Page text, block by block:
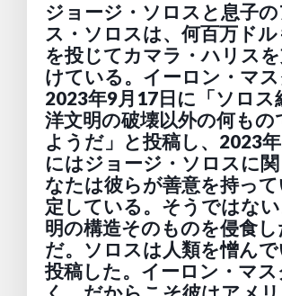
ジョージ・ソロスと息子
ス・ソロスは、何百万ド
を投じてカマラ・ハリス
けている。イーロン・マ
2023年9月17日に「ソロス
洋文明の破壊以外の何もの
ようだ」と投稿し、2023
にはジョージ・ソロスに
なたは彼らが善意を持っ
定している。そうではな
明の構造そのものを侵食
だ。ソロスは人類を憎んで
投稿した。イーロン・マス